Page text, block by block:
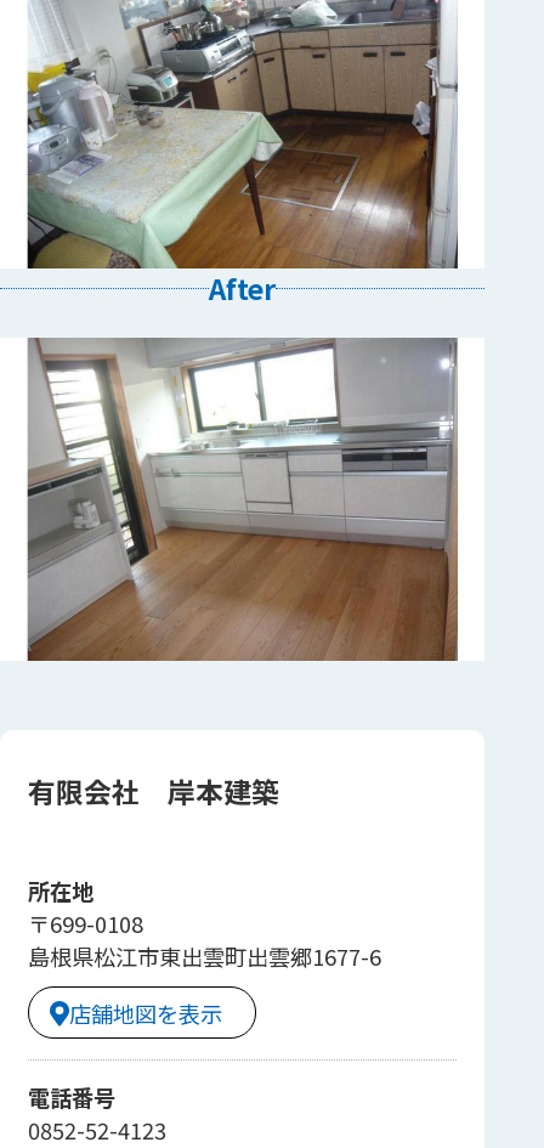
After
有限会社 岸本建築
所在地
〒699-0108
島根県松江市東出雲町出雲郷1677-6
店舗地図を表示
電話番号
0852-52-4123